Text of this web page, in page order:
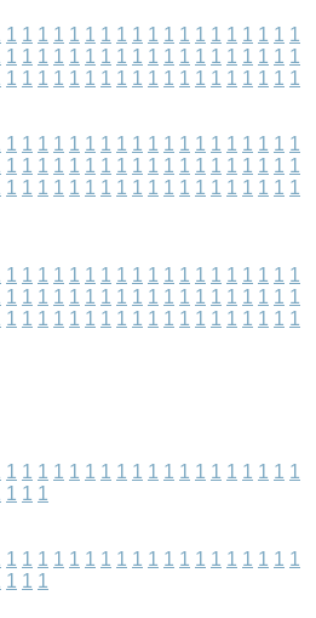
1 1 1 1 1 1 1 1 1 1 1 1 1 1 1 1 1 1 1
1 1 1 1 1 1 1 1 1 1 1 1 1 1 1 1 1 1 1
1 1 1 1 1 1 1 1 1 1 1 1 1 1 1 1 1 1 1
1 1 1 1 1 1 1 1 1 1 1 1 1 1 1 1 1 1 1
1 1 1 1 1 1 1 1 1 1 1 1 1 1 1 1 1 1 1
1 1 1 1 1 1 1 1 1 1 1 1 1 1 1 1 1 1 1
1 1 1 1 1 1 1 1 1 1 1 1 1 1 1 1 1 1 1
1 1 1 1 1 1 1 1 1 1 1 1 1 1 1 1 1 1 1
1 1 1 1 1 1 1 1 1 1 1 1 1 1 1 1 1 1 1
1 1 1 1 1 1 1 1 1 1 1 1 1 1 1 1 1 1 1
1 1 1
1 1 1 1 1 1 1 1 1 1 1 1 1 1 1 1 1 1 1
1 1 1